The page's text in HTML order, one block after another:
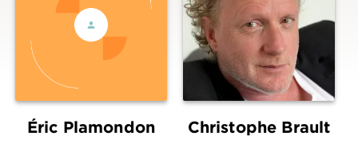
Éric Plamondon Christophe Brault